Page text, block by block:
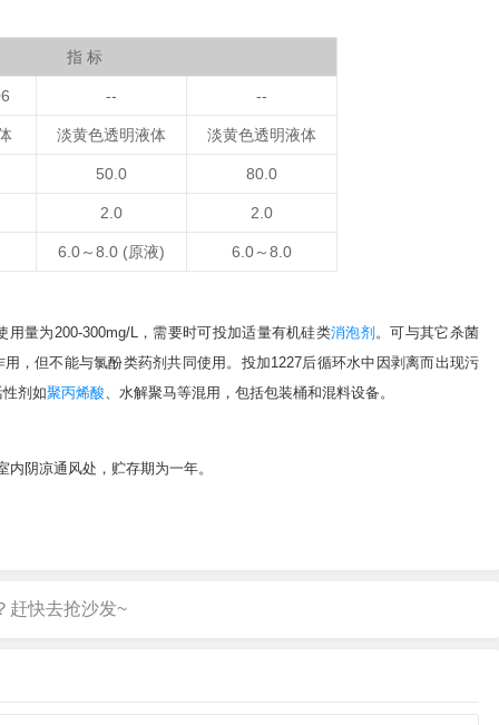
指 标
-- --
淡黄色透明液体 淡黄色透明液体
50.0 80.0
2.0 2.0
6.0～8.0 (原液) 6.0～8.0
量为200-300mg/L，需要时可投加适量有机硅类消泡剂 。可与其它杀菌
，但不能与氯酚类药剂共同使用。投加1227后循环水中因剥离而出现污
剂如聚丙烯酸、水解聚马等混用，包括包装桶和混料设备。
阴凉通风处，贮存期为一年。